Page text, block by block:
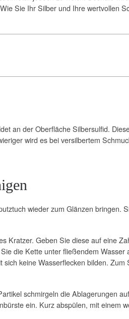
Sie Ihr Silber und Ihre wertvollen
an der Oberfläche Silbersulfid.
wird es bei versilbertem
wieder zum Glänzen bringen.
Kratzer. Geben Sie diese auf eine
die Kette unter fließendem
keine Wasserflecken bilden.
schmirgeln die Ablagerungen
ein. Kurz abspülen, mit einem